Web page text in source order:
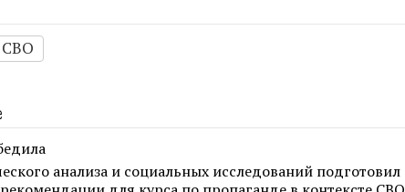
СВО
анализа и социальных исследований подготовил